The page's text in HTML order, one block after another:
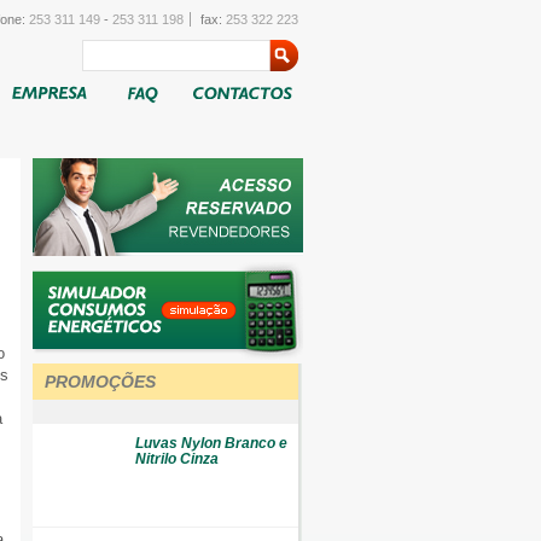
253 311 149 - 253 311 198 fax: 253 322 223
PROMOÇÕES
Luvas Nylon Branco e
Nitrilo Cinza